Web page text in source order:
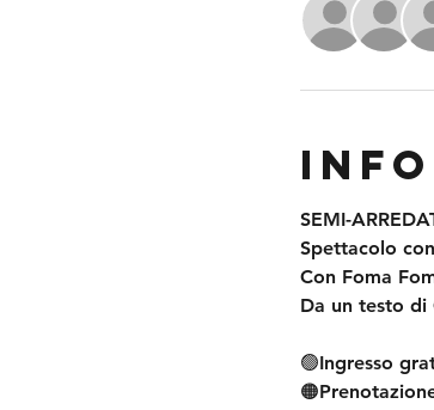
SEMI-
Spettacolo
Con Foma
Da un testo di
🟢Ingresso